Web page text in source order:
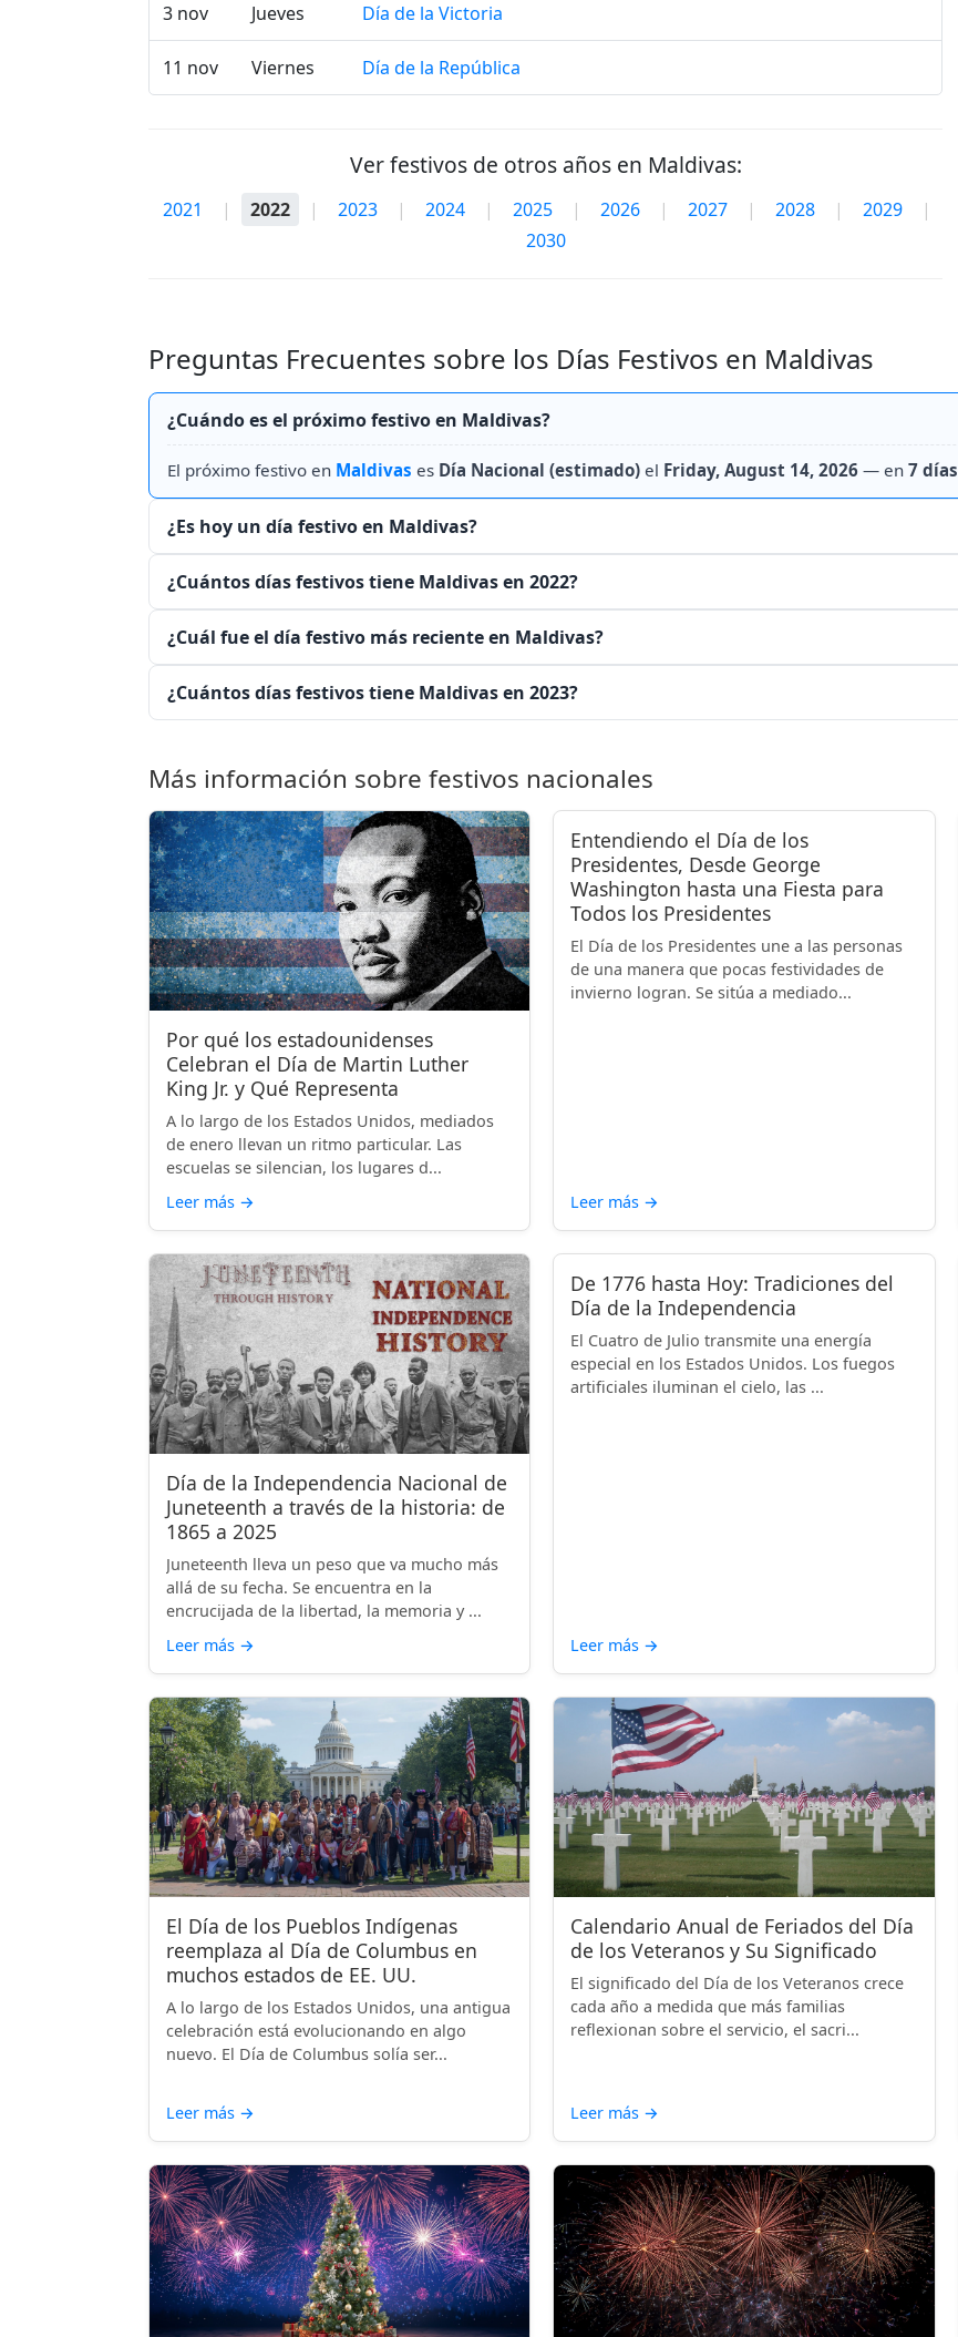
3 nov Jueves Día de la Victoria
11 nov Viernes Día de la República
Ver festivos de otros años en Maldivas:
2021 | 2022 | 2023 | 2024 | 2025 | 2026 | 2027 | 2028 | 2029
|
2030
Preguntas Frecuentes sobre los Días Festivos en Maldivas
¿Cuándo es el próximo festivo en Maldivas?
El próximo festivo en Maldivas es Día Nacional (estimado) el Friday, August 14, 2026 — en 7 días
¿Es hoy un día festivo en Maldivas?
¿Cuántos días festivos tiene Maldivas en 2022?
¿Cuál fue el día festivo más reciente en Maldivas?
¿Cuántos días festivos tiene Maldivas en 2023?
Más información sobre festivos nacionales
Por qué los estadounidenses
Celebran el Día de Martin Luther
King Jr. y Qué Representa
A lo largo de los Estados Unidos, mediados
de enero llevan un ritmo particular. Las
escuelas se silencian, los lugares d...
Leer más →
Entendiendo el Día de los
Presidentes, Desde George
Washington hasta una Fiesta para
Todos los Presidentes
El Día de los Presidentes une a las personas
de una manera que pocas festividades de
invierno logran. Se sitúa a mediado...
Leer más →
Día de la Independencia Nacional de
Juneteenth a través de la historia: de
1865 a 2025
Juneteenth lleva un peso que va mucho más
allá de su fecha. Se encuentra en la
encrucijada de la libertad, la memoria y ...
Leer más →
De 1776 hasta Hoy: Tradiciones del
Día de la Independencia
El Cuatro de Julio transmite una energía
especial en los Estados Unidos. Los fuegos
artificiales iluminan el cielo, las ...
Leer más →
El Día de los Pueblos Indígenas
reemplaza al Día de Columbus en
muchos estados de EE. UU.
A lo largo de los Estados Unidos, una antigua
celebración está evolucionando en algo
nuevo. El Día de Columbus solía ser...
Leer más →
Calendario Anual de Feriados del Día
de los Veteranos y Su Significado
El significado del Día de los Veteranos crece
cada año a medida que más familias
reflexionan sobre el servicio, el sacri...
Leer más →